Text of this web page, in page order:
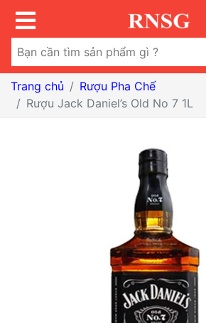
Trang chủ
Rượu Pha Chế
Rượu Jack Daniel’s Old No 7 1L